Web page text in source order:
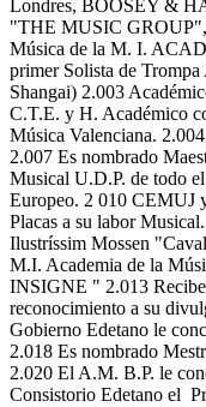
Londres, BOOSEY &
"THE MUSIC GROUP",
Música de la M. I.
primer Solista de
Shangai) 2.003
C.T.E. y H. Académico
Música Valenciana.
2.007 Es nombrado
Musical U.D.P. de todo
Europeo. 2 010 CEMUJ
Placas a su labor
Ilustríssim Mossen
M.I. Academia de la
INSIGNE " 2.013
reconocimiento a su
Gobierno Edetano le
2.018 Es nombrado
2.020 El A.M. B.P. le
Consistorio Edetano el